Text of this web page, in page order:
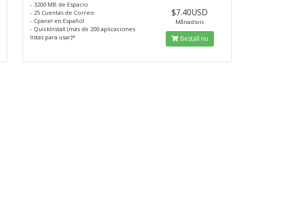
- 3200 MB de Espacio
- 25 Cuentas de Correo
- Cpanel en Español
- QuickInstall (más de 200 aplicaciones
listas para usar)*
$7.40USD
Månadsvis
Beställ nu